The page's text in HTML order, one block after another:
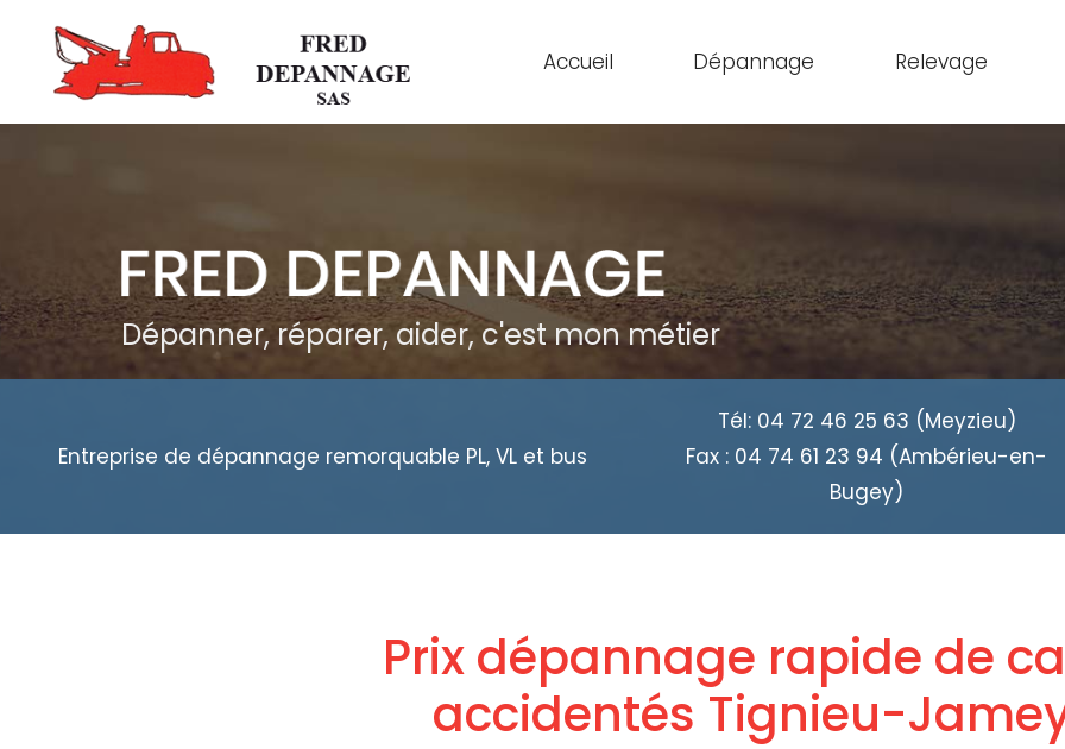
Accueil Dépannage Relevage
Dépanner, réparer, aider, c'est mon métier
Entreprise de dépannage remorquable PL, VL et bus
Tél: 04 72 46 25 63 (Meyzieu)
Fax : 04 74 61 23 94 (Ambérieu-en-
Bugey)
Prix dépannage rapide de
accidentés Tignieu-